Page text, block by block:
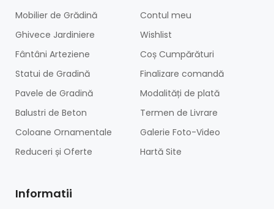
Mobilier de Grădină
Ghivece Jardiniere
Fântâni Arteziene
Statui de Gradină
Pavele de Gradină
Balustri de Beton
Coloane Ornamentale
Reduceri și Oferte
Contul meu
Wishlist
Coș Cumpărături
Finalizare comandă
Modalități de plată
Termen de Livrare
Galerie Foto-Video
Hartă Site
Informatii